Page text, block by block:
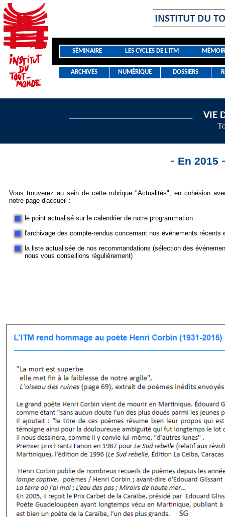
VIE
- En 2015
Vous trouverez au sein de cette rubrique "Actualités", en cohésion
notre page d'accueil :
le point actualisé sur le calendrier de notre programmation
l'archivage des compte-rendus concernant nos événements récents
la liste actualisée de nos recommandations (sélection des
nous vous conseillons régulièrement)
ARCHIVES
SÉMINAIRE
DOSSIERS
LES CYCLES DE L'ITM
NUMÉRIQUE